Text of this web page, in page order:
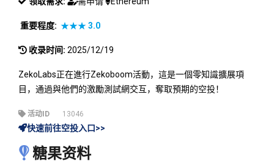
重要程度: ★★★3.0
收录时间: 2025/12/19
ZekoLabs正在進行Zekoboom活動，這是一個零知識擴展項
目，通過與他們的激勵測試網交互，奪取預期的空投！
活动ID 13046
快速前往空投入口>>
糖果资料